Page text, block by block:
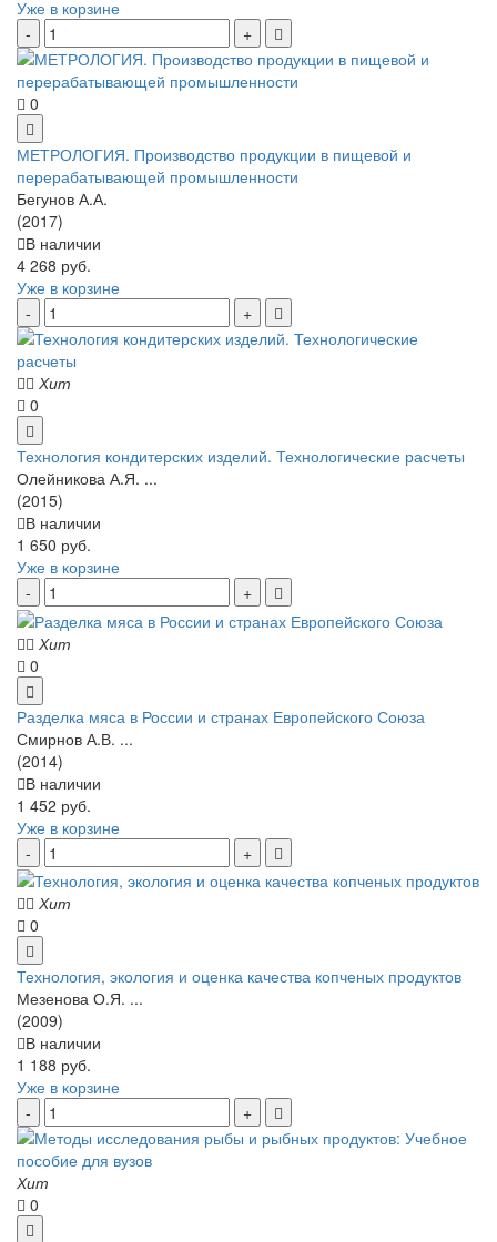
Уже в корзине
0
МЕТРОЛОГИЯ. Производство продукции в пищевой и
перерабатывающей промышленности
Бегунов А.А.
(2017)
В наличии
4 268 руб.
Уже в корзине
Хит
0
Технология кондитерских изделий. Технологические расчеты
Олейникова А.Я. ...
(2015)
В наличии
1 650 руб.
Уже в корзине
Хит
0
Разделка мяса в России и странах Европейского Союза
Смирнов А.В. ...
(2014)
В наличии
1 452 руб.
Уже в корзине
Хит
0
Технология, экология и оценка качества копченых продуктов
Мезенова О.Я. ...
(2009)
В наличии
1 188 руб.
Уже в корзине
Хит
0